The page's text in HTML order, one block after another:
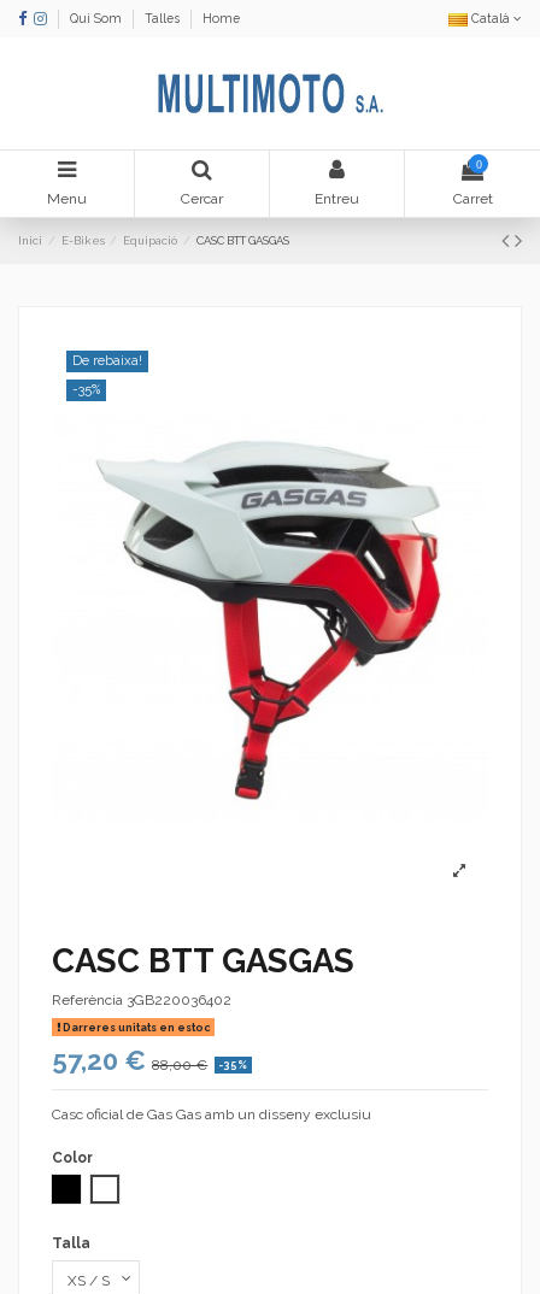
Qui Som Talles Home Català
Menu Cercar Entreu
0
Carret
Inici E-Bikes Equipació CASC BTT GASGAS
De rebaixa!
-35%
CASC BTT GASGAS
Referència 3GB220036402
Darreres unitats en estoc
57,20 € 88,00 € -35%
Casc oficial de Gas Gas amb un disseny exclusiu
Color
Talla